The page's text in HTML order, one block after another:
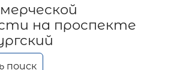
на проспекте
поиск